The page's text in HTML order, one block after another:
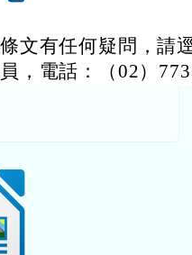
文有任何疑問，請
，電話：（02）